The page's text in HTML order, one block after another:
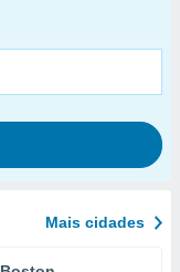
Mais cidades